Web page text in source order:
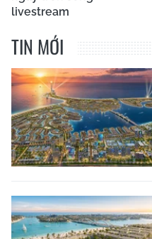
livestream
TIN MỚI